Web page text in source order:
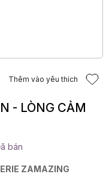
Thêm vào yêu thích
- LÒNG CẢM
bán
ZAMAZING